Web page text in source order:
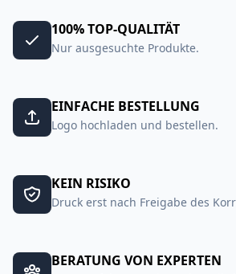
100% TOP-QUALITÄT
Nur ausgesuchte Produkte.
EINFACHE BESTELLUNG
Logo hochladen und bestellen.
KEIN RISIKO
Druck erst nach Freigabe des
BERATUNG VON EXPERTEN